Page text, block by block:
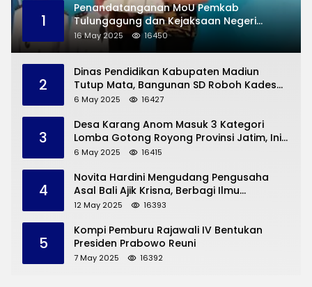
1
Penandatanganan MoU Pemkab
Tulungagung dan Kejaksaan Negeri
Permasalahan Hukum
16 May 2025 16450
2
Dinas Pendidikan Kabupaten Madiun
Tutup Mata, Bangunan SD Roboh Kades
Dermorejo Bangun Pakai Dana Pribadi
6 May 2025 16427
3
Desa Karang Anom Masuk 3 Kategori
Lomba Gotong Royong Provinsi Jatim, Ini
yang Disampaikan Sekda Trenggalek
6 May 2025 16415
4
Novita Hardini Mengudang Pengusaha
Asal Bali Ajik Krisna, Berbagi Ilmu
Pengembangan Pariwisata dan UMKM
12 May 2025 16393
5
Kompi Pemburu Rajawali IV Bentukan
Presiden Prabowo Reuni
7 May 2025 16392